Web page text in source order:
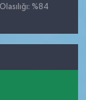
%84